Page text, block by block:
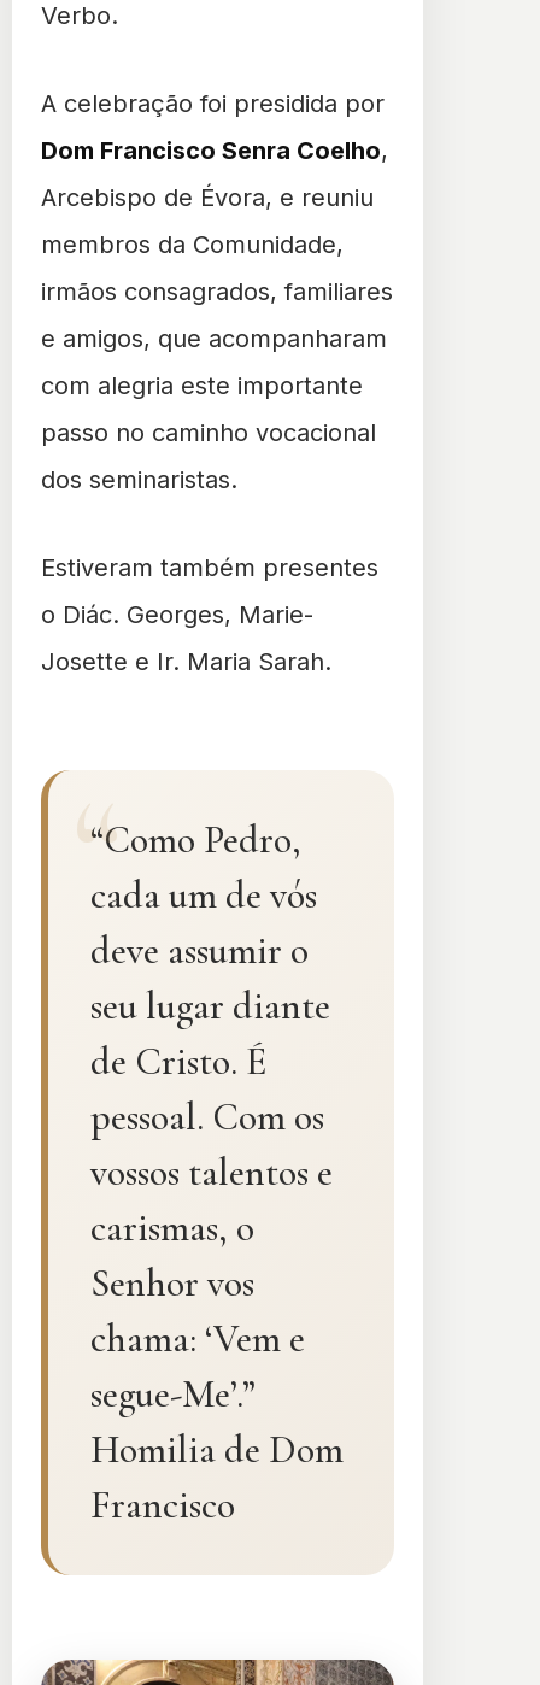
Verbo.
A celebração foi presidida por
Dom Francisco Senra Coelho,
Arcebispo de Évora, e reuniu
membros da Comunidade,
irmãos consagrados, familiares
e amigos, que acompanharam
com alegria este importante
passo no caminho vocacional
dos seminaristas.
Estiveram também presentes
o Diác. Georges, Marie-
Josette e Ir. Maria Sarah.
“Como Pedro,
cada um de vós
deve assumir o
seu lugar diante
de Cristo. É
pessoal. Com os
vossos talentos e
carismas, o
Senhor vos
chama: ‘Vem e
segue-Me’.”
Homilia de Dom
Francisco